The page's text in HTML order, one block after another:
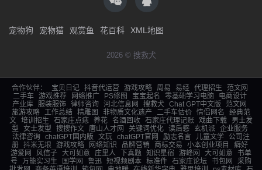
宠物狗 宠物猫 观赏鱼 花百科 XML地图
2026 © 搜救犬
合作伙伴： 宝贝日记 抖音代运营 游戏攻略 周易 易经 代理招生
范文网
二手车
游戏推荐 网络推广 PS修图 宝宝起名 零基础学习电脑
电商设计
产业库 服装服饰 律师咨询 河北信息网 搜救犬 Chat GPT中文版
范文网
旅游攻略 工作总结 精雕图 非物质文化遗产 二手车估价 情侣网名
经典范
文 培训招生 石家庄点痣 养花 名酒回收 石家庄代理记账 戏曲下载
男士发
型
女士发型 搜搜作文 唐山人才网 关键词优化 读后感 玄机派
企业服务
法律咨询 chatGPT国内版 文玩 chatGPT官网 励志名言 儿童文学
公司注
册
抖米无垠 游戏攻略 网络知识 品牌营销 商标交易 小本创业项目
癖好
游爱网
风信子 大可如意 庄里人 下真题 知识星宿 游峰网 大可如意
书单
号
万能实习生 国学网 鲁迅 短视频剧本 标准件 石家庄论坛 书包网
采购